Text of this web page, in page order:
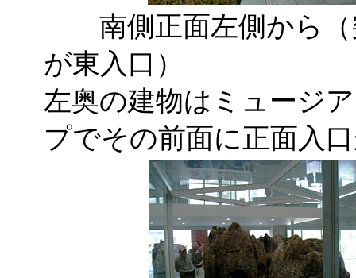
南側正面左側から（
が東入口）
左奥の建物はミュージ
プでその前面に正面入